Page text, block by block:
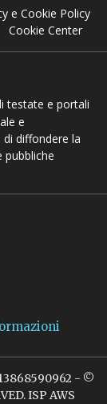
e Cookie Policy
Cookie Center
testate e portali
e
di diffondere la
pubbliche
- ©
ISP AWS